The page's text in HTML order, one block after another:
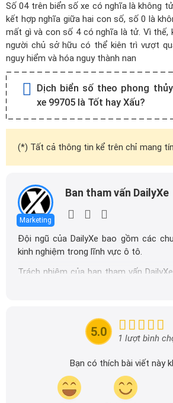
Số 04 trên biển số xe có nghĩa là không
kết hợp nghĩa giữa hai con số, số 0 là
mất gì và con số 4 có nghĩa là tử. Vì thế,
người chủ sở hữu có thể kiên trì vượt
nguy hiểm và hóa nguy thành nan
Dịch biển số theo phong
xe 99705 là Tốt hay Xấu?
(*) Tất cả thông tin kể trên chỉ mang
Marketing
Ban tham vấn DailyXe
Đội ngũ của DailyXe bao gồm các
kinh nghiệm trong lĩnh vực ô tô.
Trách nhiệm của ban tham vấn
tin chính xác được đăng tải trên
tin nhanh chóng và dễ dàng hơn.
5.0 1 lượt bình
Bạn có thích bài viết này